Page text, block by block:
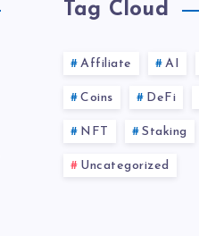
Tag Cloud
Affiliate AI
Coins DeFi
NFT Staking
Uncategorized